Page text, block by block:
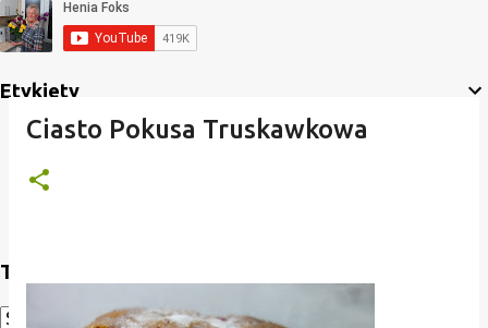
Etykiety
Translate
Ciasto Pokusa Truskawkowa